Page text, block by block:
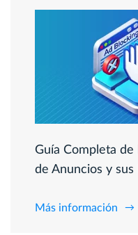
Guía Completa
de Anuncios y sus
Más información